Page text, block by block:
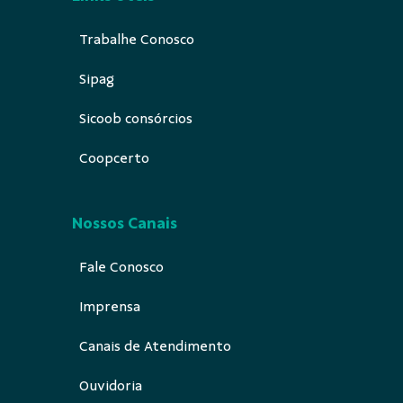
Trabalhe Conosco
Sipag
Sicoob consórcios
Coopcerto
Nossos Canais
Fale Conosco
Imprensa
Canais de Atendimento
Ouvidoria